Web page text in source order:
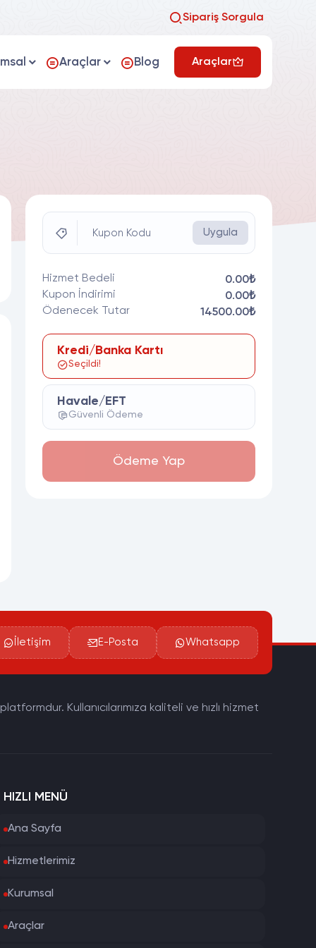
Sipariş Sorgula
Araçlar Blog Araçlar
Kupon Kodu Uygula
Hizmet Bedeli
0.00₺
Kupon İndirimi
0.00₺
Ödenecek Tutar
14500.00₺
Kredi/Banka Kartı
Seçildi!
Havale/EFT
Güvenli Ödeme
Ödeme Yap
İletişim E-Posta Whatsapp
Kullanıcılarımıza kaliteli ve hızlı hizmet
HIZLI MENÜ
Ana Sayfa
Hizmetlerimiz
Kurumsal
Araçlar